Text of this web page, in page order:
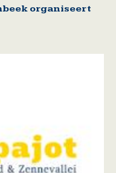
organiseert